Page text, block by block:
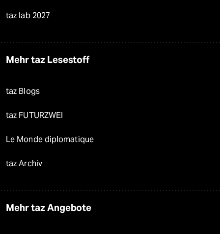
taz lab 2027
Mehr taz Lesestoff
taz Blogs
taz FUTURZWEI
Le Monde diplomatique
taz Archiv
Mehr taz Angebote